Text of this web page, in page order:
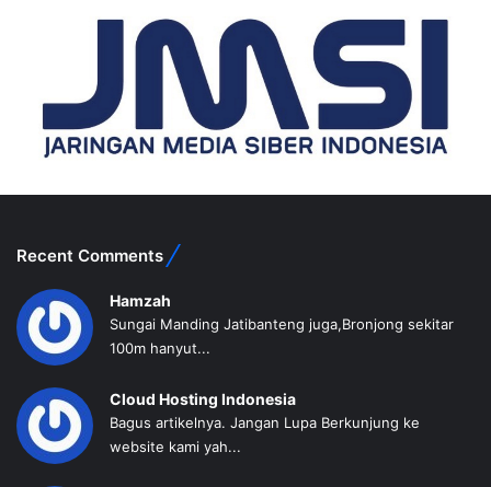
Recent Comments
Hamzah
Sungai Manding Jatibanteng juga,Bronjong sekitar
100m hanyut...
Cloud Hosting Indonesia
Bagus artikelnya. Jangan Lupa Berkunjung ke
website kami yah...